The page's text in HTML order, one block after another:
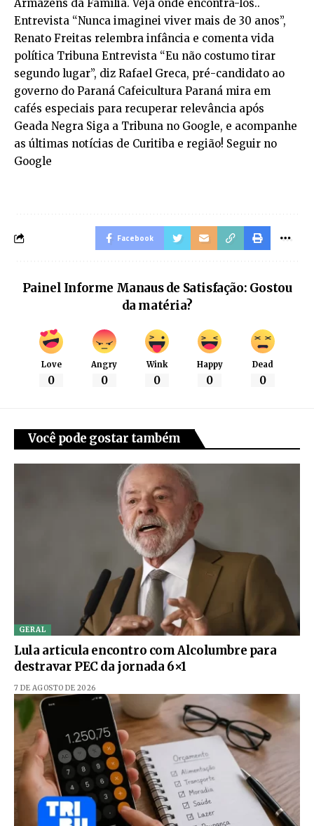
Armazéns da Família. Veja onde encontrá-los..
Entrevista “Nunca imaginei viver mais de 30 anos”,
Renato Freitas relembra infância e comenta vida
política Tribuna Entrevista “Eu não costumo tirar
segundo lugar”, diz Rafael Greca, pré-candidato ao
governo do Paraná Cafeicultura Paraná mira em
cafés especiais para recuperar relevância após
Geada Negra Siga a Tribuna no Google, e acompanhe
as últimas notícias de Curitiba e região! Seguir no
Google
Facebook
Painel Informe Manaus de Satisfação: Gostou
da matéria?
Love
0
Angry
0
Wink
0
Happy
0
Dead
0
Você pode gostar também
GERAL
Lula articula encontro com Alcolumbre para
destravar PEC da jornada 6×1
7 DE AGOSTO DE 2026